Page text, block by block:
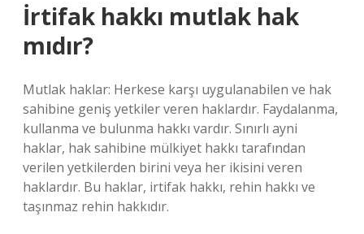
İrtifak hakkı mutlak hak
mıdır?
Mutlak haklar: Herkese karşı uygulanabilen ve hak
sahibine geniş yetkiler veren haklardır. Faydalanma,
kullanma ve bulunma hakkı vardır. Sınırlı ayni
haklar, hak sahibine mülkiyet hakkı tarafından
verilen yetkilerden birini veya her ikisini veren
haklardır. Bu haklar, irtifak hakkı, rehin hakkı ve
taşınmaz rehin hakkıdır.